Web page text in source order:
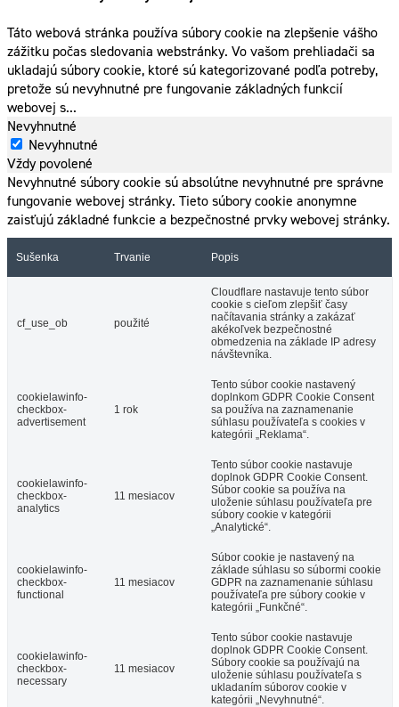
Táto webová stránka používa súbory cookie na zlepšenie vášho
zážitku počas sledovania webstránky. Vo vašom prehliadači sa
ukladajú súbory cookie, ktoré sú kategorizované podľa potreby,
pretože sú nevyhnutné pre fungovanie základných funkcií
webovej s...
Nevyhnutné
Nevyhnutné
Vždy povolené
Nevyhnutné súbory cookie sú absolútne nevyhnutné pre správne
fungovanie webovej stránky. Tieto súbory cookie anonymne
zaisťujú základné funkcie a bezpečnostné prvky webovej stránky.
Sušenka Trvanie Popis
cf_use_ob použité
Cloudflare nastavuje tento súbor
cookie s cieľom zlepšiť časy
načítavania stránky a zakázať
akékoľvek bezpečnostné
obmedzenia na základe IP adresy
návštevníka.
cookielawinfo-
checkbox-
advertisement
1 rok
Tento súbor cookie nastavený
doplnkom GDPR Cookie Consent
sa používa na zaznamenanie
súhlasu používateľa s cookies v
kategórii „Reklama“.
cookielawinfo-
checkbox-
analytics
11 mesiacov
Tento súbor cookie nastavuje
doplnok GDPR Cookie Consent.
Súbor cookie sa používa na
uloženie súhlasu používateľa pre
súbory cookie v kategórii
„Analytické“.
cookielawinfo-
checkbox-
functional
11 mesiacov
Súbor cookie je nastavený na
základe súhlasu so súbormi cookie
GDPR na zaznamenanie súhlasu
používateľa pre súbory cookie v
kategórii „Funkčné“.
cookielawinfo-
checkbox-
necessary
11 mesiacov
Tento súbor cookie nastavuje
doplnok GDPR Cookie Consent.
Súbory cookie sa používajú na
uloženie súhlasu používateľa s
ukladaním súborov cookie v
kategórii „Nevyhnutné“.